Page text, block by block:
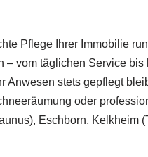
Pflege Ihrer Immobilie
vom täglichen Service bis
Anwesen stets gepflegt
oder
Eschborn, Kelkheim